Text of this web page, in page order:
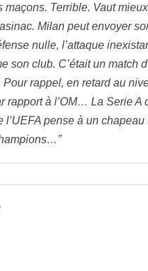
maçons. Terrible. Vaut
Milan peut envoyer
nulle, l’attaque
son club. C’était un match
Pour rappel, en retard au
rapport à l’OM… La Serie A
l’UEFA pense à un chapeau